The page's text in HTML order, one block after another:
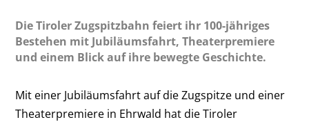
Die Tiroler Zugspitzbahn feiert ihr 100-jähriges
Bestehen mit Jubiläumsfahrt, Theaterpremiere
und einem Blick auf ihre bewegte Geschichte.
Mit einer Jubiläumsfahrt auf die Zugspitze und einer
Theaterpremiere in Ehrwald hat die Tiroler